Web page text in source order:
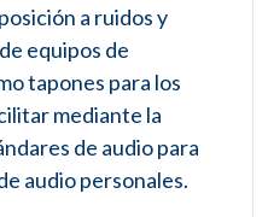
a ruidos y
equipos de
tapones para los
mediante la
de audio para
audio personales.